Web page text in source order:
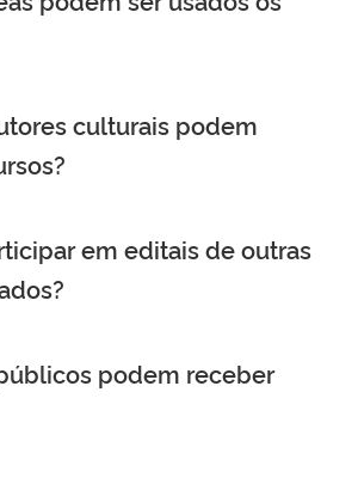
culturais podem
em editais de outras
podem receber